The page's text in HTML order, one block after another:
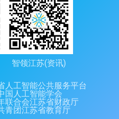
智领江苏(资讯)
人工智能公共服务平台
国人工智能学会
联合会江苏省财政厅
青团江苏省教育厅